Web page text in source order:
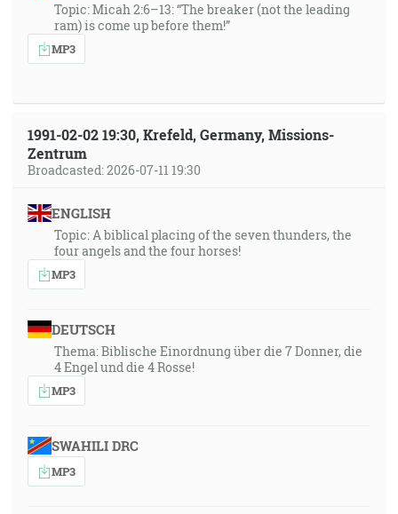
Topic: Micah 2:6–13: “The breaker (not the leading
ram) is come up before them!”
MP3
1991-02-02 19:30, Krefeld, Germany, Missions-
Zentrum
Broadcasted: 2026-07-11 19:30
ENGLISH
Topic: A biblical placing of the seven thunders, the
four angels and the four horses!
MP3
DEUTSCH
Thema: Biblische Einordnung über die 7 Donner, die
4 Engel und die 4 Rosse!
MP3
SWAHILI DRC
MP3